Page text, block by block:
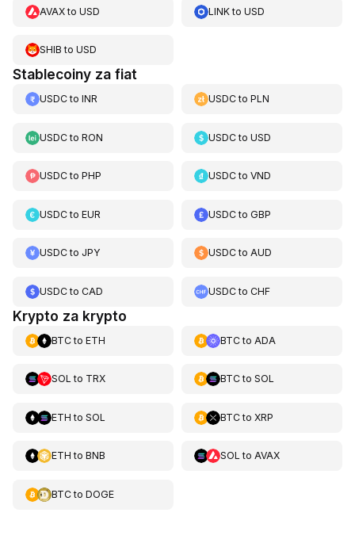
AVAXto USD LINKtoUSD
SHIB to USD
Stablecoiny za fiat
USDCto INR USDCtoPLN
USDCto RON USDCtoUSD
USDCto PHP USDCtoVND
USDCto EUR USDCtoGBP
USDCto JPY USDCtoAUD
USDCto CAD USDCtoCHF
Krypto za krypto
BTCto ETH BTCto ADA
SOL to TRX BTCto SOL
ETH to SOL BTCto XRP
ETH to BNB SOL to AVAX
BTCto DOGE